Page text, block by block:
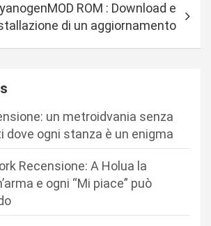
ROM : Download e
di un aggiornamento
un metroidvania senza
ogni stanza è un enigma
Recensione: A Holua la
e ogni “Mi piace” può